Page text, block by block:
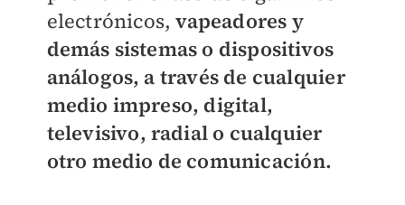
electrónicos,vapeadores y
demás sistemas o dispositivos
análogos, a través de cualquier
medio impreso, digital,
televisivo, radial o cualquier
otro medio de comunicación.